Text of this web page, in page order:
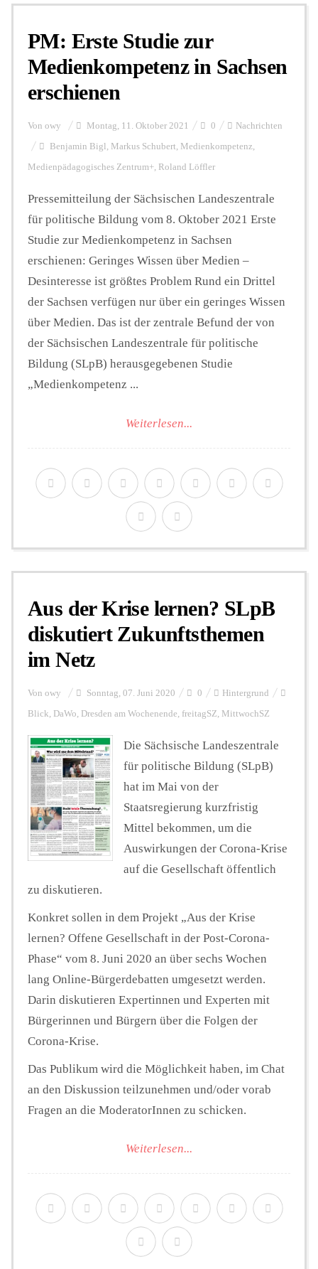
Personalien
Hintergrund
FUNKTURM-Beiträge
Podcast
Seminare
Unterstützen
PM: Erste Studie zur
Medienkompetenz in Sachsen
erschienen
Von owy Montag, 11. Oktober 2021 0 Nachrichten
Benjamin Bigl , Markus Schubert, Medienkompetenz,
Medienpädagogisches Zentrum+, Roland Löffler
Pressemitteilung der Sächsischen Landeszentrale
für politische Bildung vom 8. Oktober 2021 Erste
Studie zur Medienkompetenz in Sachsen
erschienen: Geringes Wissen über Medien –
Desinteresse ist größtes Problem Rund ein Drittel
der Sachsen verfügen nur über ein geringes Wissen
über Medien. Das ist der zentrale Befund der von
der Sächsischen Landeszentrale für politische
Bildung (SLpB) herausgegebenen Studie
„Medienkompetenz ...
Weiterlesen...
Aus der Krise lernen? SLpB
diskutiert Zukunftsthemen
im Netz
Von owy Sonntag, 07. Juni 2020 0 Hintergrund
Blick, DaWo, Dresden am Wochenende, freitagSZ, MittwochSZ
Die Sächsische Landeszentrale
für politische Bildung (SLpB)
hat im Mai von der
Staatsregierung kurzfristig
Mittel bekommen, um die
Auswirkungen der Corona-Krise
auf die Gesellschaft öffentlich
zu diskutieren.
Konkret sollen in dem Projekt „Aus der Krise
lernen? Offene Gesellschaft in der Post-Corona-
Phase“ vom 8. Juni 2020 an über sechs Wochen
lang Online-Bürgerdebatten umgesetzt werden.
Darin diskutieren Expertinnen und Experten mit
Bürgerinnen und Bürgern über die Folgen der
Corona-Krise.
Das Publikum wird die Möglichkeit haben, im Chat
an den Diskussion teilzunehmen und/oder vorab
Fragen an die ModeratorInnen zu schicken.
Weiterlesen...